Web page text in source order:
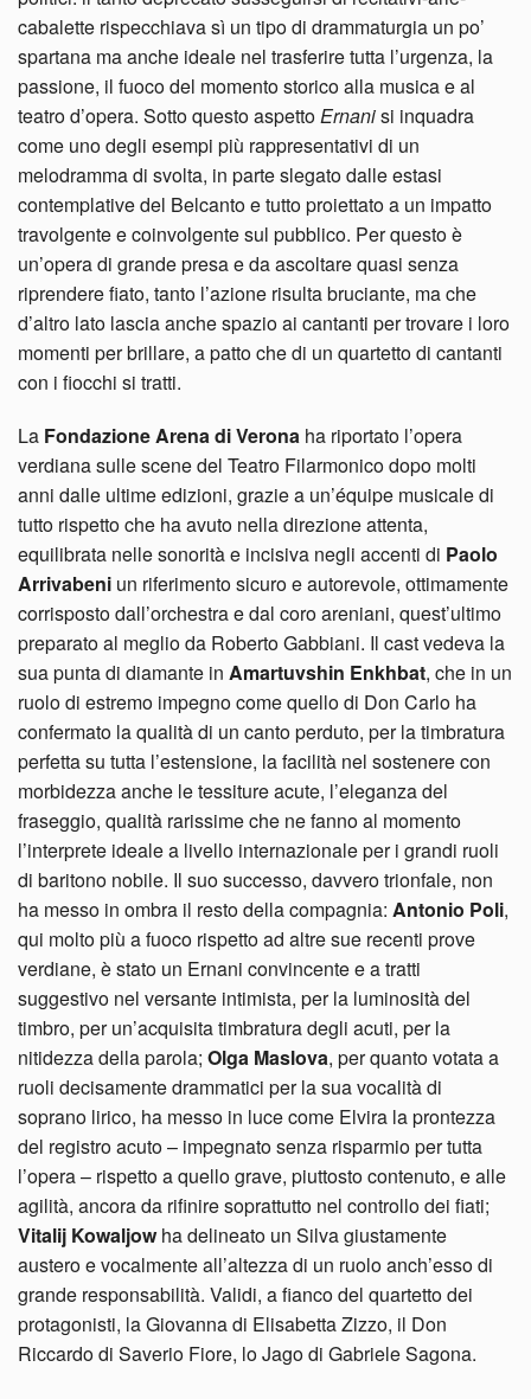
cabalette rispecchiava sì un tipo di drammaturgia un po’
spartana ma anche ideale nel trasferire tutta l’urgenza, la
passione, il fuoco del momento storico alla musica e al
teatro d’opera. Sotto questo aspettoErnanisi inquadra
come uno degli esempi più rappresentativi di un
melodramma di svolta, in parte slegato dalle estasi
contemplative del Belcanto e tutto proiettato a un impatto
travolgente e coinvolgente sul pubblico. Per questo è
un’opera di grande presa e da ascoltare quasi senza
riprendere fiato, tanto l’azione risulta bruciante, ma che
d’altro lato lascia anche spazio ai cantanti per trovare i loro
momenti per brillare, a patto che di un quartetto di cantanti
con i fiocchi si tratti.
La Fondazione Arena di Verona ha riportato l’opera
verdiana sulle scene del Teatro Filarmonico dopo molti
anni dalle ultime edizioni, grazie a un’équipe musicale di
tutto rispetto che ha avuto nella direzione attenta,
equilibrata nelle sonorità e incisiva negli accenti di Paolo
Arrivabeni un riferimento sicuro e autorevole, ottimamente
corrisposto dall’orchestra e dal coro areniani, quest’ultimo
preparato al meglio da Roberto Gabbiani. Il cast vedeva la
sua punta di diamante in Amartuvshin Enkhbat, che in un
ruolo di estremo impegno come quello di Don Carlo ha
confermato la qualità di un canto perduto, per la timbratura
perfetta su tutta l’estensione, la facilità nel sostenere con
morbidezza anche le tessiture acute, l’eleganza del
fraseggio, qualità rarissime che ne fanno al momento
l’interprete ideale a livello internazionale per i grandi ruoli
di baritono nobile. Il suo successo, davvero trionfale, non
ha messo in ombra il resto della compagnia: Antonio Poli,
qui molto più a fuoco rispetto ad altre sue recenti prove
verdiane, è stato un Ernani convincente e a tratti
suggestivo nel versante intimista, per la luminosità del
timbro, per un’acquisita timbratura degli acuti, per la
nitidezza della parola; Olga Maslova, per quanto votata a
ruoli decisamente drammatici per la sua vocalità di
soprano lirico, ha messo in luce come Elvira la prontezza
del registro acuto – impegnato senza risparmio per tutta
l’opera – rispetto a quello grave, piuttosto contenuto, e alle
agilità, ancora da rifinire soprattutto nel controllo dei fiati;
Vitalij Kowaljowha delineato un Silva giustamente
austero e vocalmente all’altezza di un ruolo anch’esso di
grande responsabilità. Validi, a fianco del quartetto dei
protagonisti, la Giovanna di Elisabetta Zizzo, il Don
Riccardo di Saverio Fiore, lo Jago di Gabriele Sagona.